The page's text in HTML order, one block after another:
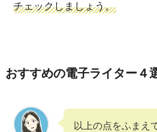
チェックしましょう。
おすすめの電子ライター４
以上の点をふまえ